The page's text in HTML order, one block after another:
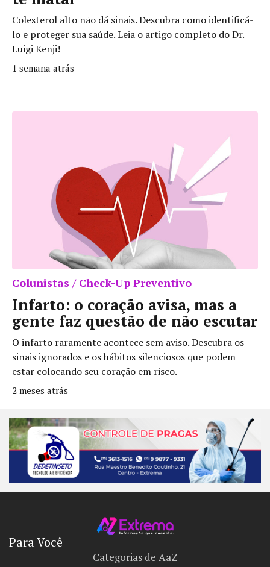
Colesterol alto não dá sinais. Descubra como identificá-
lo e proteger sua saúde. Leia o artigo completo do Dr.
Luigi Kenji!
1 semana atrás
Colunistas / Check-Up Preventivo
Infarto: o coração avisa, mas a
gente faz questão de não escutar
O infarto raramente acontece sem aviso. Descubra os
sinais ignorados e os hábitos silenciosos que podem
estar colocando seu coração em risco.
2 meses atrás
Para Você
Categorias de AaZ